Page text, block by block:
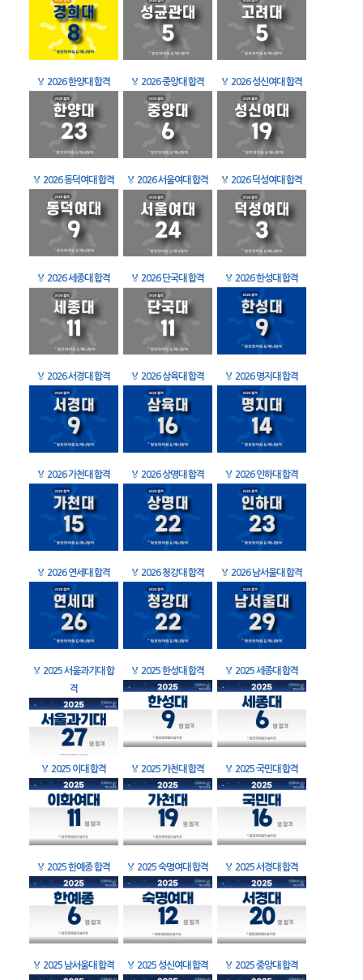
🏅 2026 한양대 합격 🏅 2026 중앙대 합격 🏅 2026 성신여대 합격
🏅 2026 동덕여대 합격 🏅 2026 서울여대 합격 🏅 2026 덕성여대 합격
🏅 2026 세종대 합격 🏅 2026 단국대 합격 🏅 2026 한성대 합격
🏅 2026 서경대 합격 🏅 2026 삼육대 합격 🏅 2026 명지대 합격
🏅 2026 가천대 합격 🏅 2026 상명대 합격 🏅 2026 인하대 합격
🏅 2026 연세대 합격 🏅 2026 청강대 합격 🏅 2026 남서울대 합격
🏅 2025 서울과기대 합
격
🏅 2025 한성대 합격 🏅 2025 세종대 합격
🏅 2025 이대 합격 🏅 2025 가천대 합격 🏅 2025 국민대 합격
🏅 2025 한예종 합격 🏅 2025 숙명여대 합격 🏅 2025 서경대 합격
🏅 2025 남서울대 합격 🏅 2025 성신여대 합격 🏅 2025 중앙대 합격